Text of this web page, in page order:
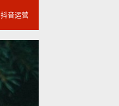
抖音运营